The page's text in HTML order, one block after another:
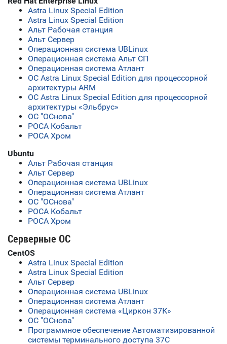
Astra Linux Special Edition
Astra Linux Special Edition
Альт Рабочая станция
Альт Сервер
Операционная система UBLinux
Операционная система Альт СП
Операционная система Атлант
ОС Astra Linux Special Edition для процессорной
архитектуры ARM
ОС Astra Linux Special Edition для процессорной
архитектуры «Эльбрус»
ОС "ОСнова"
РОСА Кобальт
РОСА Хром
Ubuntu
Альт Рабочая станция
Альт Сервер
Операционная система UBLinux
Операционная система Атлант
ОС "ОСнова"
РОСА Кобальт
РОСА Хром
Серверные ОС
CentOS
Astra Linux Special Edition
Astra Linux Special Edition
Альт Сервер
Операционная система UBLinux
Операционная система Атлант
Операционная система «Циркон 37К»
ОС "ОСнова"
Программное обеспечение Автоматизированной
системы терминального доступа 37С